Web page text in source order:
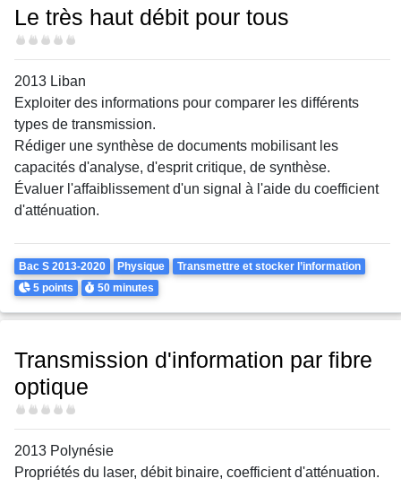
Le très haut débit pour tous
Difficulté
2013 Liban
Exploiter des informations pour comparer les différents
types de transmission.
Rédiger une synthèse de documents mobilisant les
capacités d'analyse, d'esprit critique, de synthèse.
Évaluer l'affaiblissement d'un signal à l'aide du coefficient
d'atténuation.
Theme
Bac S 2013-2020 Physique Transmettre et stocker l’information
Points
5 points Durée
50 minutes
Transmission d'information par fibre
optique
Difficulté
2013 Polynésie
Propriétés du laser, débit binaire, coefficient d'atténuation.